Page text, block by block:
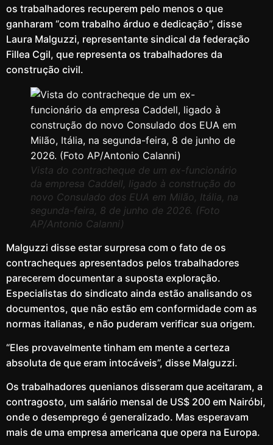
os trabalhadores recuperem pelo menos o que
ganharam “com trabalho árduo e dedicação”, disse
Laura Malguzzi, representante sindical da federação
Fillea Cgil, que representa os trabalhadores da
construção civil.
Vista do contracheque de um ex-funcionário
da empresa Caddell, ligado à construção do
novo Consulado dos EUA em Milão, Itália, na
segunda-feira, 8 de junho de 2026. (Foto
AP/Antonio Calanni)
Malguzzi disse estar surpresa com o fato de os
contracheques apresentados pelos trabalhadores
parecerem documentar a suposta exploração.
Especialistas do sindicato ainda estão analisando os
documentos, que não estão em conformidade com as
normas italianas, e não puderam verificar sua origem.
“Eles provavelmente tinham em mente a certeza
absoluta de que eram intocáveis”, disse Malguzzi.
Os trabalhadores quenianos disseram que aceitaram, a
contragosto, um salário mensal de US$ 200 em Nairóbi,
onde o desemprego é generalizado. Mas esperavam
mais de uma empresa americana que opera na Europa.